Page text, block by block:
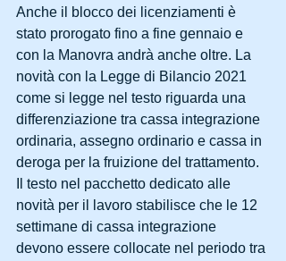
Anche il blocco dei licenziamenti è
stato prorogato fino a fine gennaio e
con la Manovra andrà anche oltre. La
novità con la Legge di Bilancio 2021
come si legge nel testo riguarda una
differenziazione tra cassa integrazione
ordinaria, assegno ordinario e cassa in
deroga per la fruizione del trattamento.
Il testo nel pacchetto dedicato alle
novità per il lavoro stabilisce che le 12
settimane di cassa integrazione
devono essere collocate nel periodo tra